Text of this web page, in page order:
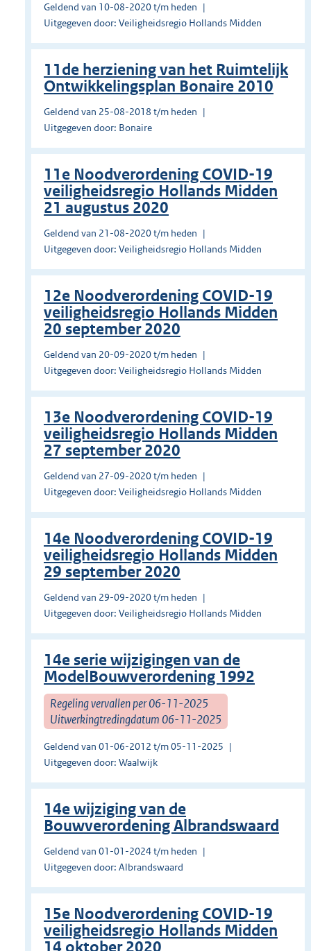
Geldend van 10-08-2020 t/m heden
Uitgegeven door: Veiligheidsregio Hollands Midden
11de herziening van het Ruimtelijk
Ontwikkelingsplan Bonaire 2010
Geldend van 25-08-2018 t/m heden
Uitgegeven door: Bonaire
11e Noodverordening COVID-19
veiligheidsregio Hollands Midden
21 augustus 2020
Geldend van 21-08-2020 t/m heden
Uitgegeven door: Veiligheidsregio Hollands Midden
12e Noodverordening COVID-19
veiligheidsregio Hollands Midden
20 september 2020
Geldend van 20-09-2020 t/m heden
Uitgegeven door: Veiligheidsregio Hollands Midden
13e Noodverordening COVID-19
veiligheidsregio Hollands Midden
27 september 2020
Geldend van 27-09-2020 t/m heden
Uitgegeven door: Veiligheidsregio Hollands Midden
14e Noodverordening COVID-19
veiligheidsregio Hollands Midden
29 september 2020
Geldend van 29-09-2020 t/m heden
Uitgegeven door: Veiligheidsregio Hollands Midden
14e serie wijzigingen van de
ModelBouwverordening 1992
Regeling vervallen per 06-11-2025
Uitwerkingtredingdatum 06-11-2025
Geldend van 01-06-2012 t/m 05-11-2025
Uitgegeven door: Waalwijk
14e wijziging van de
Bouwverordening Albrandswaard
Geldend van 01-01-2024 t/m heden
Uitgegeven door: Albrandswaard
15e Noodverordening COVID-19
veiligheidsregio Hollands Midden